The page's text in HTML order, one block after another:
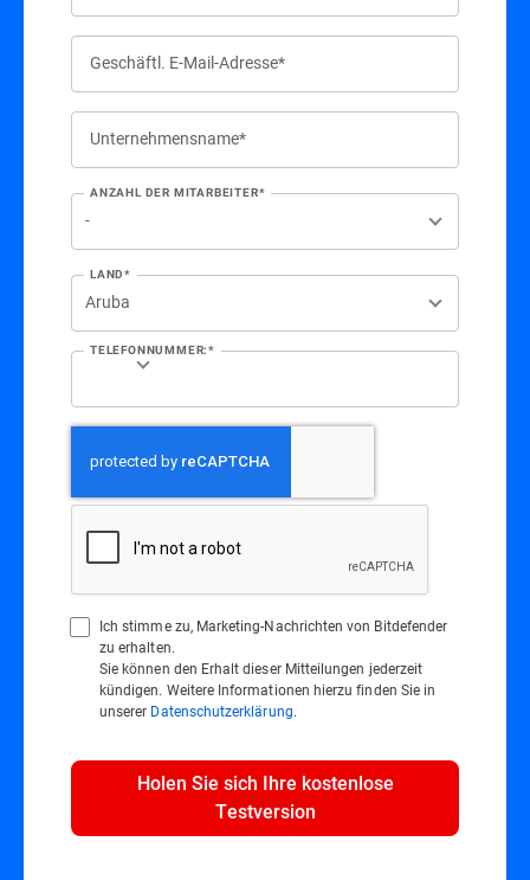
Geschäftl. E-Mail-Adresse*
Unternehmensname*
ANZAHL DER MITARBEITER*
LAND*
TELEFONNUMMER:*
Ich stimme zu, Marketing-Nachrichten von Bitdefender
zu erhalten.
Sie können den Erhalt dieser Mitteilungen jederzeit
kündigen. Weitere Informationen hierzu finden Sie in
unserer Datenschutzerklärung.
Holen Sie sich Ihre kostenlose
Testversion